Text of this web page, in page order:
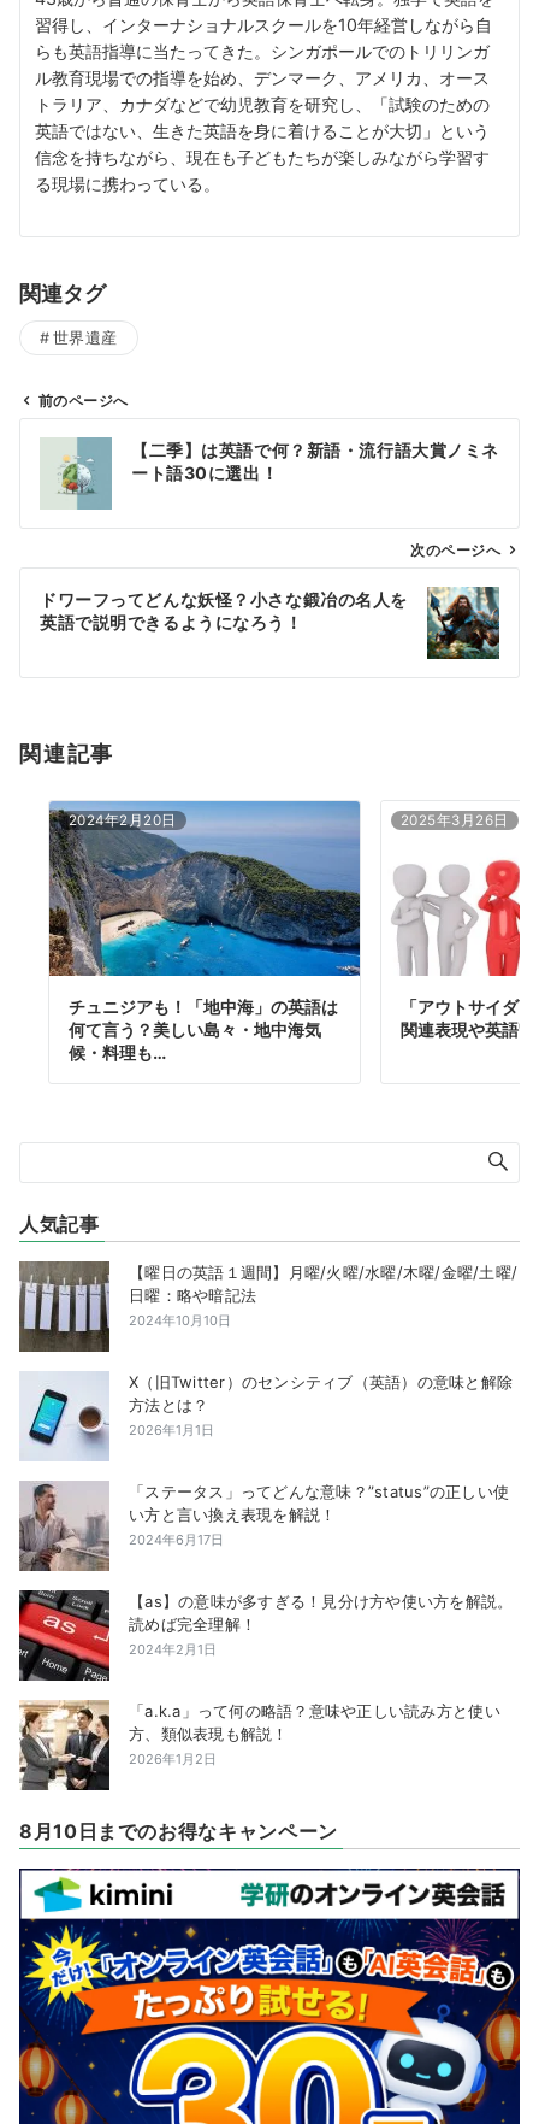
習得し、インターナショナルスクールを10年経営しながら自
らも英語指導に当たってきた。シンガポールでのトリリンガ
ル教育現場での指導を始め、デンマーク、アメリカ、オース
トラリア、カナダなどで幼児教育を研究し、「試験のための
英語ではない、生きた英語を身に着けることが大切」という
信念を持ちながら、現在も子どもたちが楽しみながら学習す
る現場に携わっている。
関連タグ
世界遺産
ン
前のページへ
【二季】は英語で何？新語・流行語大賞ノミネ
ート語30に選出！
次のページへ
ドワーフってどんな妖怪？小さな鍛冶の名人を
英語で説明できるようになろう！
関連記事
2024年2月20日
チュニジアも！「地中海」の英語は
何て言う？美しい島々・地中海気
候・料理も…
2025年3月26日
「アウトサイダ
関連表現や英語
人気記事
【曜日の英語１週間】月曜/火曜/水曜/木曜/金曜/土曜/
日曜：略や暗記法
2024年10月10日
X（旧Twitter）のセンシティブ（英語）の意味と解除
方法とは？
2026年1月1日
「ステータス」ってどんな意味？”status”の正しい使
い方と言い換え表現を解説！
2024年6月17日
【as】の意味が多すぎる！見分け方や使い方を解説。
読めば完全理解！
2024年2月1日
「a.k.a」って何の略語？意味や正しい読み方と使い
方、類似表現も解説！
2026年1月2日
8月10日までのお得なキャンペーン